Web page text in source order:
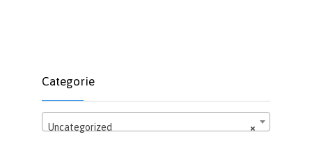
Categorie
×
Uncategorized